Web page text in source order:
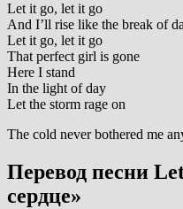
Let it go, let it go
And I’ll rise like the break of
Let it go, let it go
That perfect girl is gone
Here I stand
In the light of day
Let the storm rage on
The cold never bothered me
Перевод песни
сердце»